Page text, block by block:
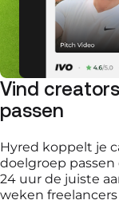
Vind
passen
Hyred koppelt je
doelgroep
24 uur de juiste
weken